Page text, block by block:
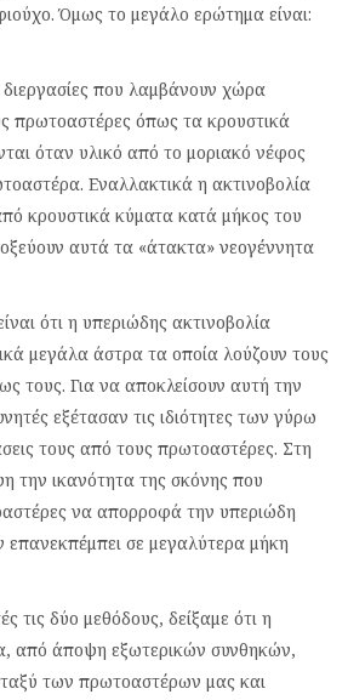
Όμως το μεγάλο ερώτημα είναι:
που λαμβάνουν χώρα
πρωτοαστέρες όπως τα κρουστικά
όταν υλικό από το μοριακό νέφος
Εναλλακτικά η ακτινοβολία
κρουστικά κύματα κατά μήκος του
αυτά τα «άτακτα» νεογέννητα
ότι η υπεριώδης ακτινοβολία
μεγάλα άστρα τα οποία λούζουν τους
τους. Για να αποκλείσουν αυτή την
εξέτασαν τις ιδιότητες των γύρω
τους από τους πρωτοαστέρες. Στη
την ικανότητα της σκόνης που
να απορροφά την υπεριώδη
επανεκπέμπει σε μεγαλύτερα μήκη
τις δύο μεθόδους, δείξαμε ότι η
από άποψη εξωτερικών συνθηκών,
των πρωτοαστέρων μας και